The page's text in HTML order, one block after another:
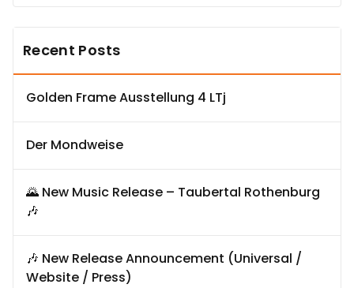
Recent Posts
Golden Frame Ausstellung 4 LTj
Der Mondweise
🌄 New Music Release – Taubertal Rothenburg
🎶
🎶 New Release Announcement (Universal /
Website / Press)